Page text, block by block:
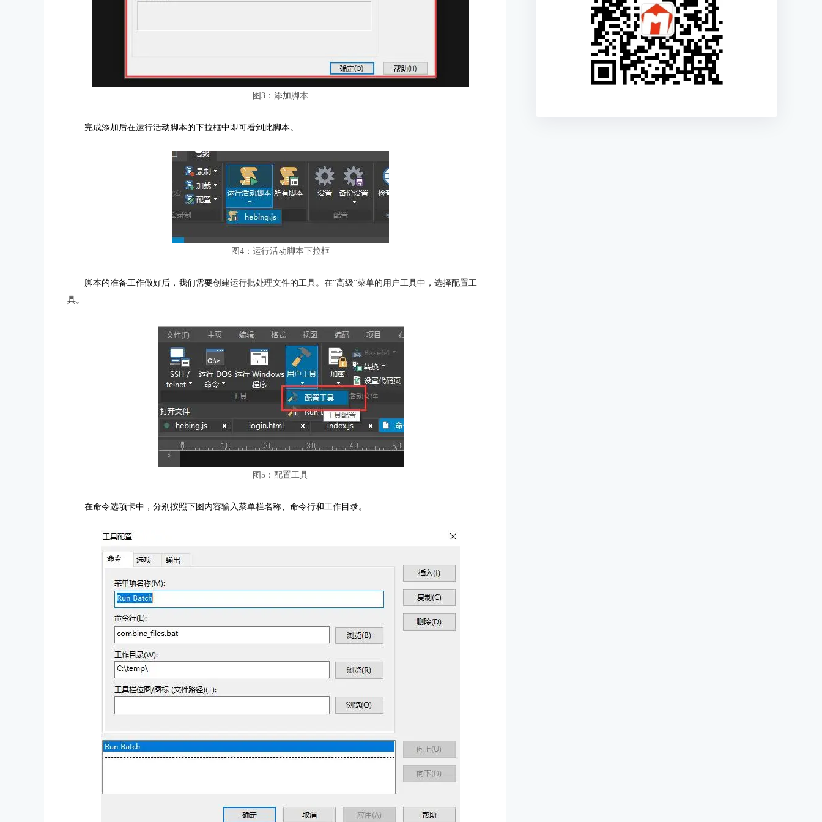
图3：添加脚本
完成添加后在运行活动脚本的下拉框中即可看到此脚本。
图4：运行活动脚本下拉框
脚本的准备工作做好后，我们需要创建运行批处理文件的工具。在“高级”菜单的用户工具中，选择配置工
具。
图5：配置工具
在命令选项卡中，分别按照下图内容输入菜单栏名称、命令行和工作目录。